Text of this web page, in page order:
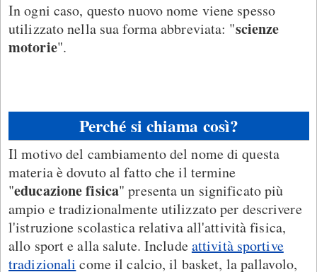
In ogni caso, questo nuovo nome viene spesso
utilizzato nella sua forma abbreviata: "scienze
motorie".
Perché si chiama così?
Il motivo del cambiamento del nome di questa
materia è dovuto al fatto che il termine
"educazione fisica" presenta un significato più
ampio e tradizionalmente utilizzato per descrivere
l'istruzione scolastica relativa all'attività fisica,
allo sport e alla salute. Includeattività sportive
tradizionali come il calcio, il basket, la pallavolo,